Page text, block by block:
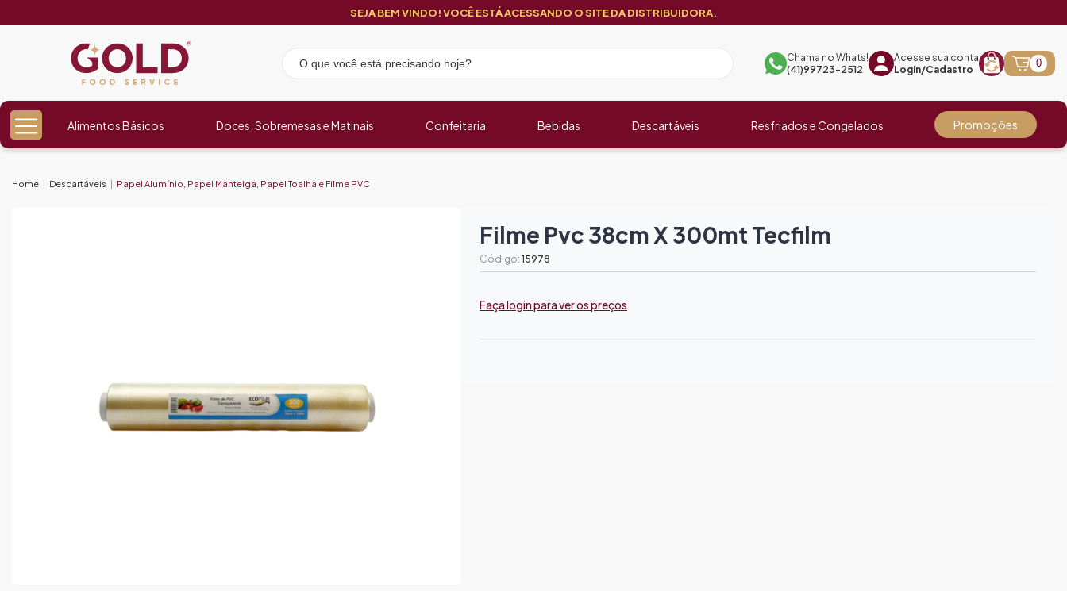
SEJA BEM VINDO! VOCÊ ESTÁ ACESSANDO O SITE DA DISTRIBUIDORA.
Chama no Whats!
(41)99723-2512
Acesse sua conta
Login/Cadastro
0
Alimentos Básicos Doces, Sobremesas e Matinais Confeitaria Bebidas Descartáveis Resfriados e Congelados Promoções
Home Descartáveis Papel Alumínio, Papel Manteiga, Papel Toalha e Filme PVC
Filme Pvc 38cm X 300mt Tecfilm
Código: 15978
Faça login para ver os preços